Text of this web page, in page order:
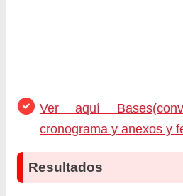
Ver aquí
cronograma y anexos y
Resultados